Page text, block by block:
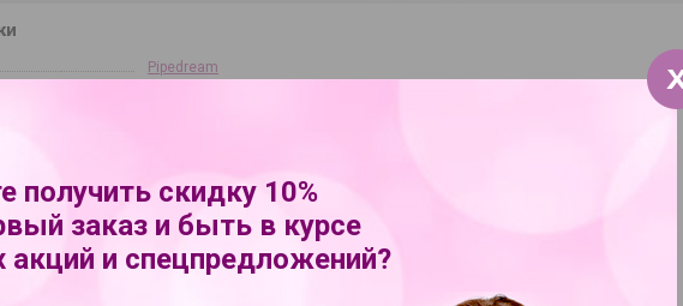
Pipedream
картонная коробка
Fetish Fantasy Series
эротическая мебель
получить скидку 10%
заказ и быть в курсе
акций и спецпредложений?